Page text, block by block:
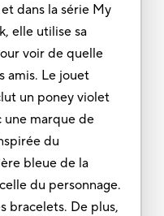
dans la série My
elle utilise sa
voir de quelle
amis. Le jouet
un poney violet
une marque de
du
bleue de la
du personnage.
bracelets. De plus,